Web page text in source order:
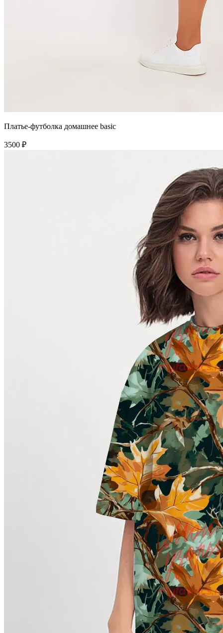
Платье-футболка домашнее basic
3500 ₽